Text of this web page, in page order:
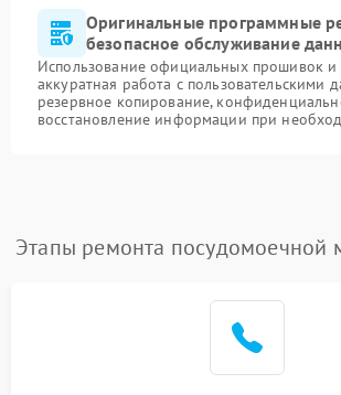
Оригинальные программные
безопасное обслуживание
Использование официальных прошивок и
аккуратная работа с пользовательскими
резервное копирование,
восстановление информации при
Этапы ремонта посудомоечной